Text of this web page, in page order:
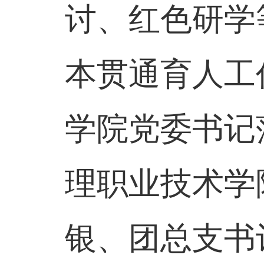
讨、红色研
本贯通育人
学院党委书
理职业技术
银、团总支